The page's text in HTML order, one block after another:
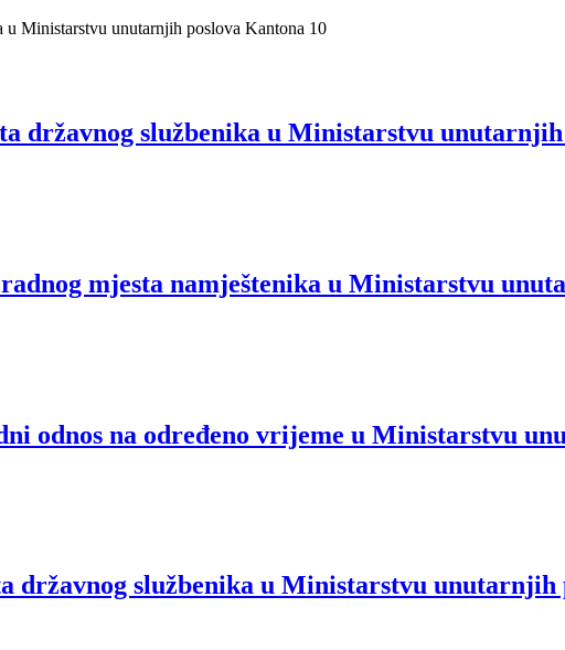
Ministarstvu unutarnjih poslova Kantona 10
državnog službenika u Ministarstvu
mjesta namještenika u Ministarstvu
odnos na određeno vrijeme u Ministarstvu
državnog službenika u Ministarstvu unutarnjih